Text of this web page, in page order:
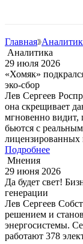
Главная
Аналитика
29 июля 2026
«Хомяк»
эко-сбор
Лев Сергеев
она скрещивает
мгновенно видит,
бьются с
лицензированных
Подробнее
Мнения
29 июня 2026
Да будет свет!
генерации
Лев Сергеев
решением и
энергосистемы.
работают 378